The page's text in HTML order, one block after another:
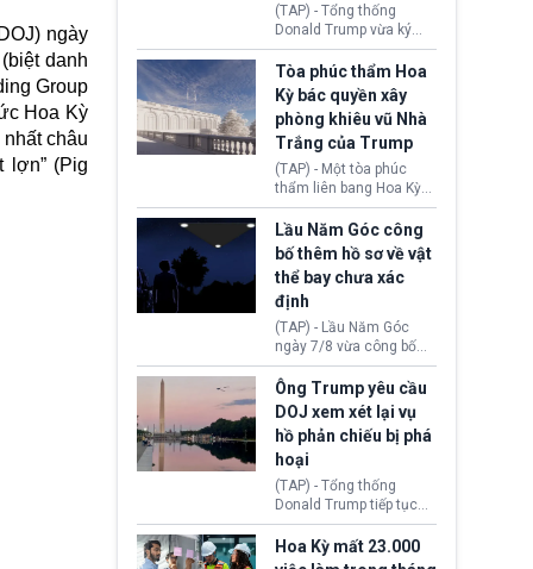
ngày
danh
Group
Hoa Kỳ
châu
lợn” (Pig
(TAP) - Tổng thống
Donald Trump vừa ký
sắc lệnh áp thuế bổ
sung 15% cùng cơ chế
giá sàn nhập khẩu
nghiêm ngặt đối với
polysilicon và các sản
phẩm hạ nguồn. Quyết
định này nhằm khôi
phục chuỗi cung ứng
công nghệ, năng lượng
mặt trời nội địa trước sự
thống trị của Trung
Quốc.
Tòa phúc thẩm Hoa
Kỳ bác quyền xây
phòng khiêu vũ Nhà
Trắng của Trump
(TAP) - Một tòa phúc
thẩm liên bang Hoa Kỳ
vừa phán quyết, chính
quyền Tổng thống
Donald Trump không có
quyền tự ý xây phòng
khiêu vũ mới rộng
khoảng 90.000 feet
vuông tại khu vực Cánh
Đông Nhà Trắng.
Lầu Năm Góc công
bố thêm hồ sơ về vật
thể bay chưa xác
định
(TAP) - Lầu Năm Góc
ngày 7/8 vừa công bố
thêm 41 hồ sơ liên quan
đến UFO hay còn được
gọi là hiện tượng bất
thường chưa xác định
(UAP). Những tài liệu này
bao gồm hình ảnh,
video, báo cáo từ nhiều
cơ quan khác nhau như
Cục Điều tra Liên bang
(FBI), Cơ quan Tình báo
Trung ương (CIA) và Bộ
Ông Trump yêu cầu
DOJ xem xét lại vụ
hồ phản chiếu bị phá
hoại
(TAP) - Tổng thống
Donald Trump tiếp tục
cho rằng, hồ phản chiếu
trước Đài tưởng niệm
Lincoln bị phá hoại. Lãnh
Hoa Kỳ mất 23.000